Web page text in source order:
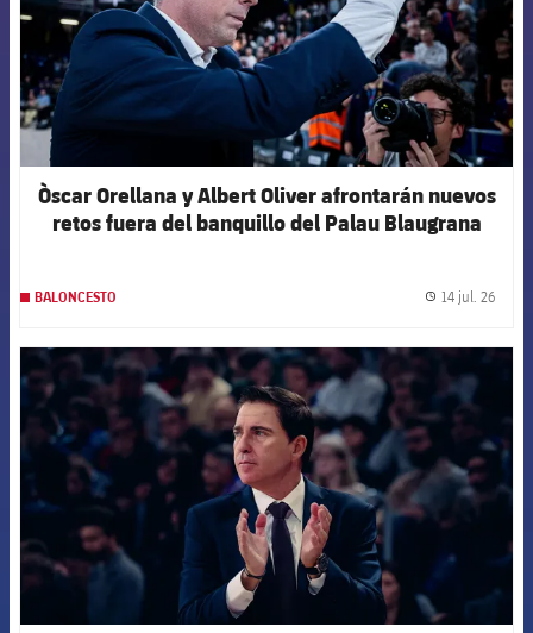
Òscar Orellana y Albert Oliver afrontarán nuevos
retos fuera del banquillo del Palau Blaugrana
BALONCESTO 14 jul. 26
FCB Barcelona badge